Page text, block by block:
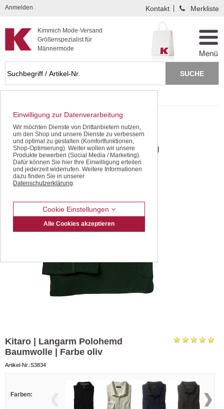
Kompletten Head der Seite überspringen
Kimmich Mode-Versand
Größenspezialist für
Männermode
Anmelden Kontakt Merkliste
Kitaro | Langarm Polohemd
Baumwolle | Farbe oliv
Artikel-Nr.:S3834
Farben:
Einwilligung zur Datenverarbeitung
Wir möchten Dienste von Drittanbietern nutzen,
um den Shop und unsere Dienste zu verbessern
und optimal zu gestalten (Komfortfunktionen,
Shop-Optimierung). Weiter wollen wir unsere
Produkte bewerben (Social Media / Marketing).
Dafür können Sie hier Ihre Einwilligung erteilen
und jederzeit widerrufen. Weitere Informationen
dazu finden Sie in unserer
Datenschutzerklärung.
Cookie Einstellungen
Alle Cookies akzeptieren